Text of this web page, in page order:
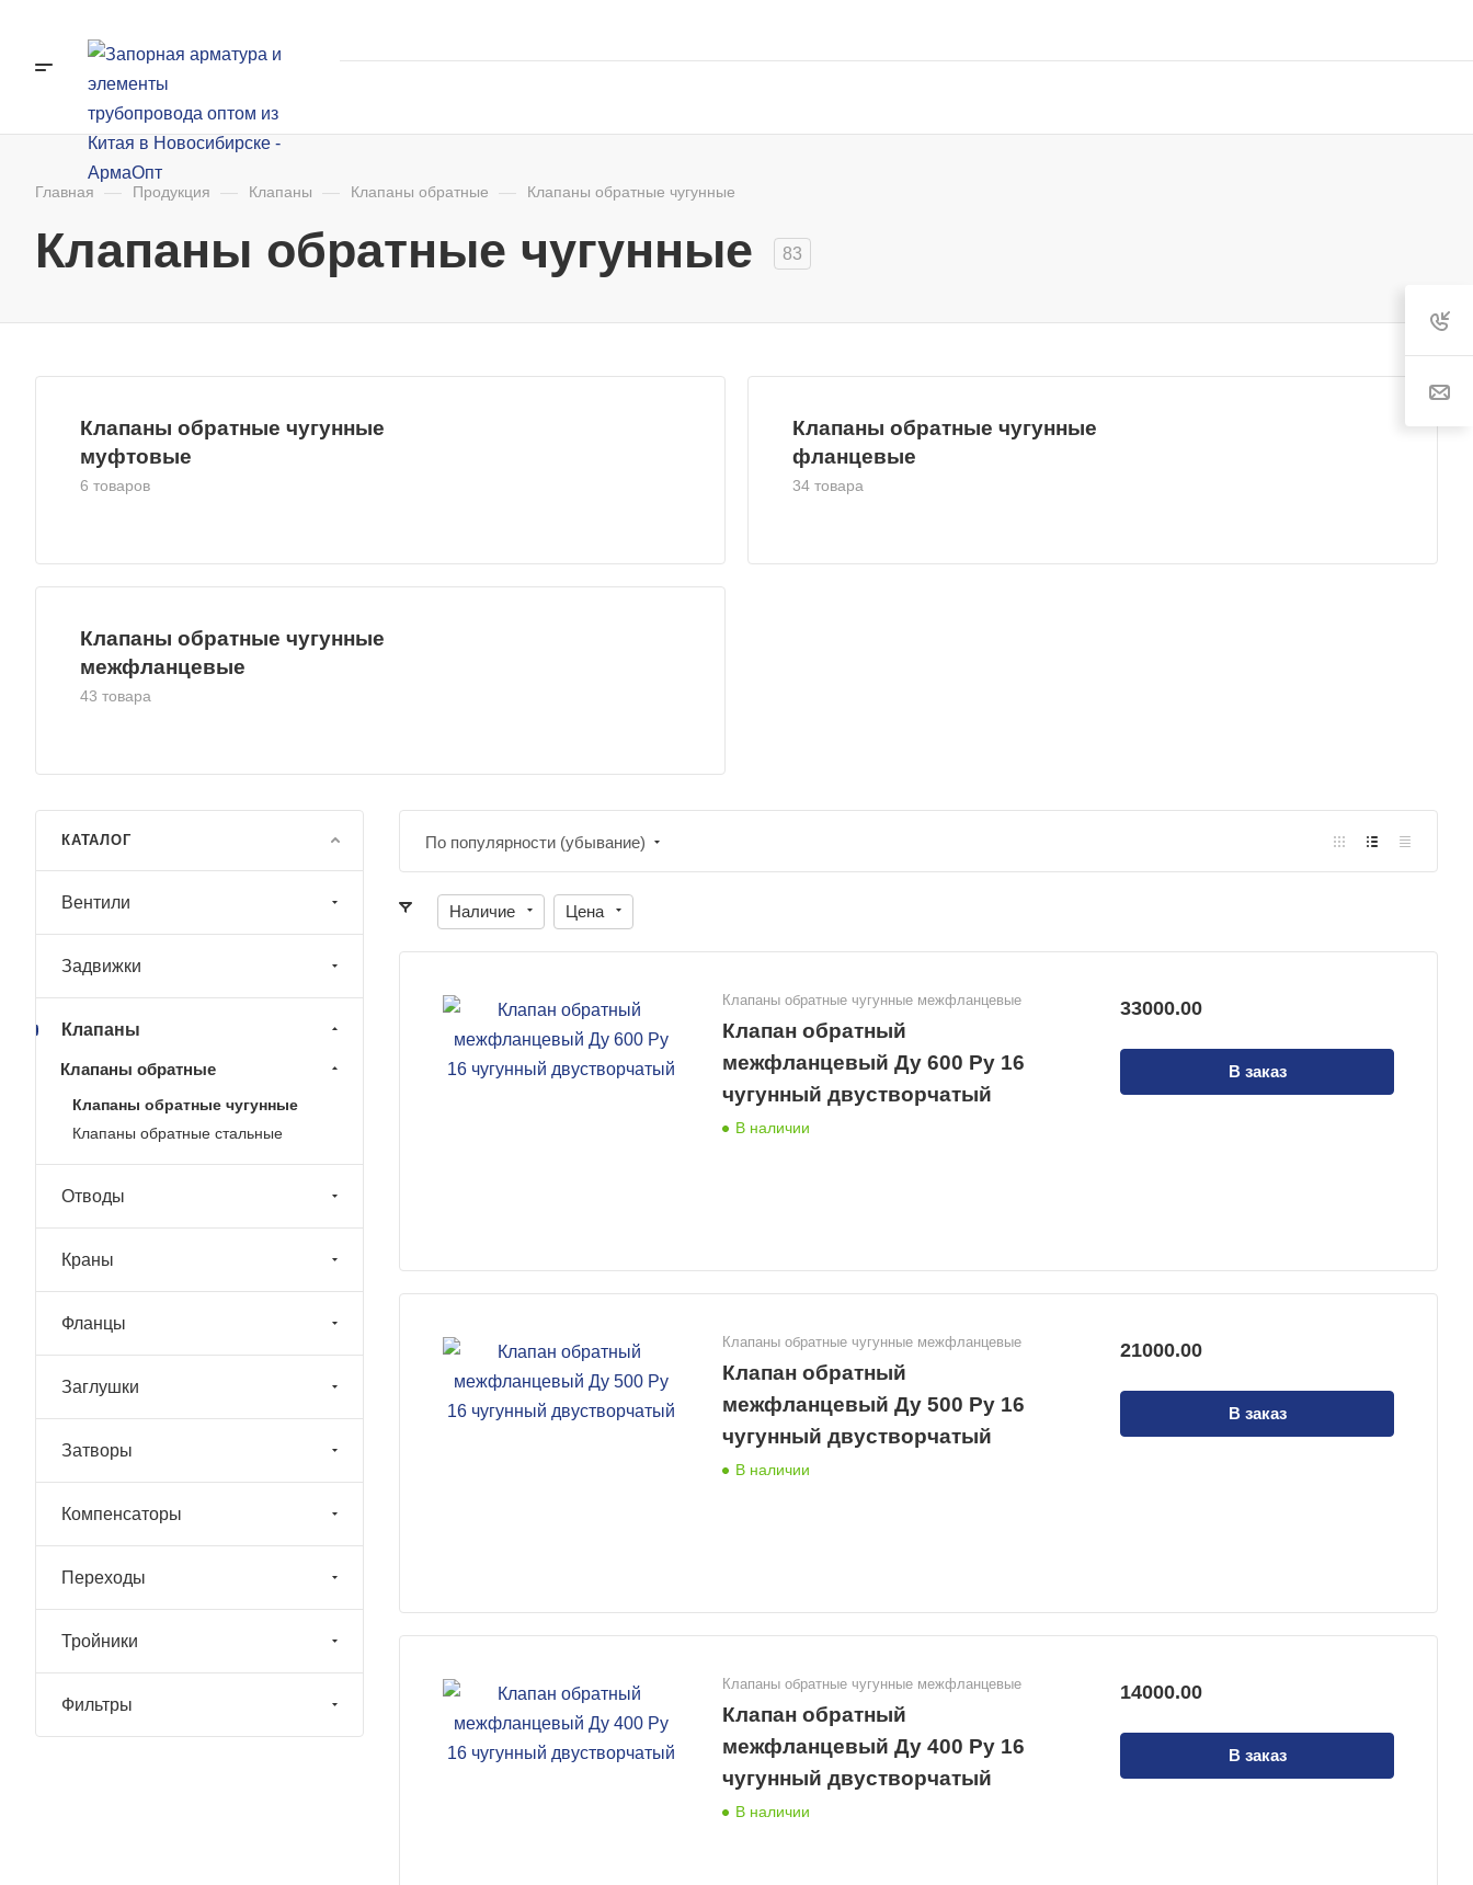
Главная — Продукция — Клапаны — Клапаны обратные — Клапаны обратные чугунные
Клапаны обратные чугунные 83
Клапаны обратные чугунные
муфтовые
6 товаров
Клапаны обратные чугунные
фланцевые
34 товара
Клапаны обратные чугунные
межфланцевые
43 товара
По популярности (убывание)
Наличие Цена
Клапаны обратные чугунные межфланцевые
Клапан обратный
межфланцевый Ду 600 Ру 16
чугунный двустворчатый
В наличии
33000.00
В заказ
Клапаны обратные чугунные межфланцевые
Клапан обратный
межфланцевый Ду 500 Ру 16
чугунный двустворчатый
В наличии
21000.00
В заказ
Клапаны обратные чугунные межфланцевые
Клапан обратный
межфланцевый Ду 400 Ру 16
чугунный двустворчатый
В наличии
14000.00
В заказ
КАТАЛОГ
Вентили
Задвижки
Клапаны
Клапаны обратные
Клапаны обратные чугунные
Клапаны обратные стальные
Отводы
Краны
Фланцы
Заглушки
Затворы
Компенсаторы
Переходы
Тройники
Фильтры